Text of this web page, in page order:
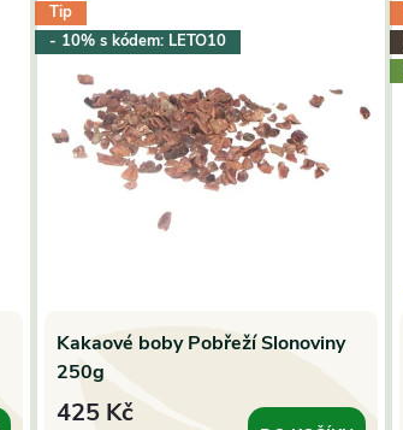
Tip
- 10% s kódem: LETO10
Kakaové boby Pobřeží Slonoviny
250g
425 Kč